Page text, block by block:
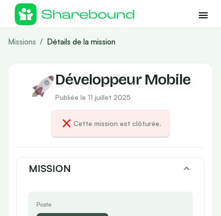
Missions / Détails de la mission
Développeur Mobile
Publiée le 11 juillet 2025
Cette mission est clôturée.
MISSION
Poste